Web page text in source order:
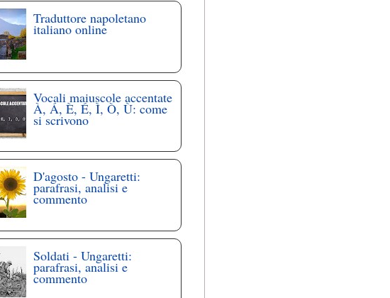
Traduttore napoletano
italiano online
Vocali maiuscole accentate
À, Á, È, É, Ì, Ò, Ù: come
si scrivono
D'agosto - Ungaretti:
parafrasi, analisi e
commento
Soldati - Ungaretti:
parafrasi, analisi e
commento